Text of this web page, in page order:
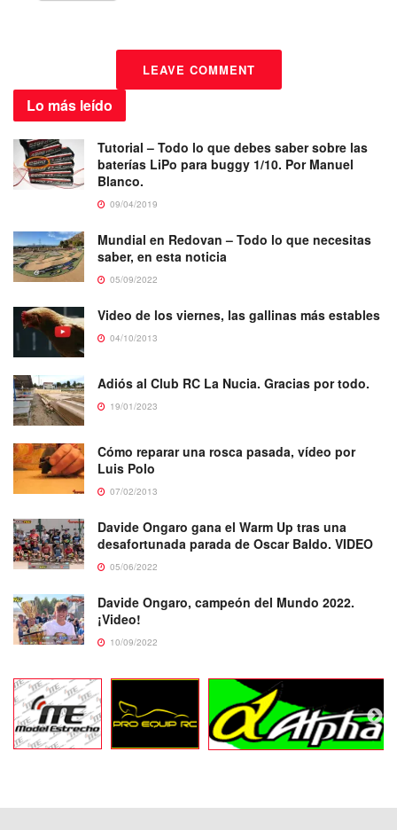
LEAVE COMMENT
Lo más leído
Tutorial – Todo lo que debes saber sobre las
baterías LiPo para buggy 1/10. Por Manuel
Blanco.
09/04/2019
Mundial en Redovan – Todo lo que necesitas
saber, en esta noticia
05/09/2022
Video de los viernes, las gallinas más estables
04/10/2013
Adiós al Club RC La Nucia. Gracias por todo.
19/01/2023
Cómo reparar una rosca pasada, vídeo por
Luis Polo
07/02/2013
Davide Ongaro gana el Warm Up tras una
desafortunada parada de Oscar Baldo. VIDEO
05/06/2022
Davide Ongaro, campeón del Mundo 2022.
¡Video!
10/09/2022